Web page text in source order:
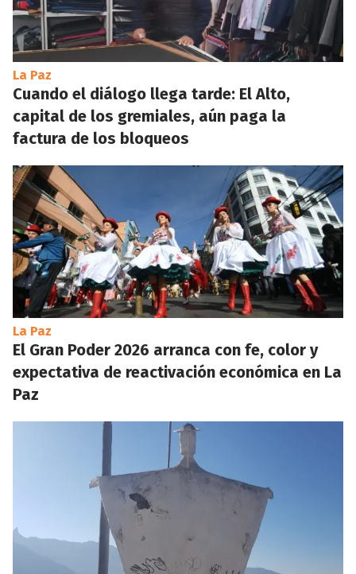
La Paz
Cuando el diálogo llega tarde: El Alto,
capital de los gremiales, aún paga la
factura de los bloqueos
La Paz
El Gran Poder 2026 arranca con fe, color y
expectativa de reactivación económica en La
Paz